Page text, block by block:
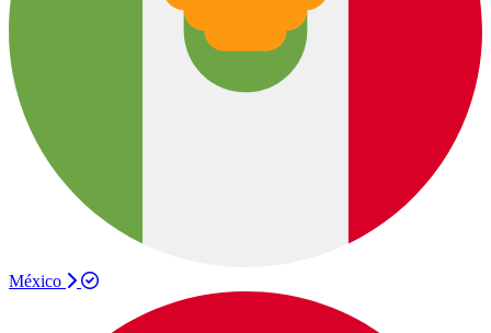
México